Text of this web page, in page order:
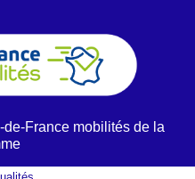
de-Francemobilités de la